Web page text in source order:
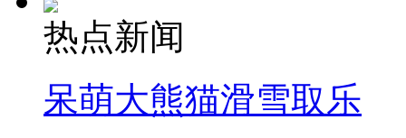
热点新闻
呆萌大熊猫滑雪取乐